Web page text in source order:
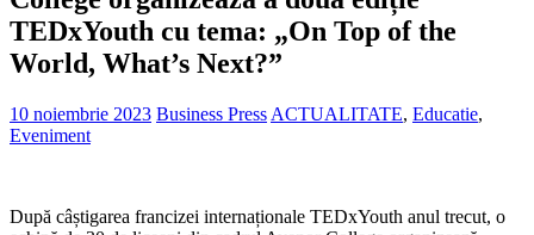
World, What’s Next?”
10 noiembrie 2023
echipă de 30 de liceeni din cadrul Avenor College organizează
sâmbătă, 18 noiembrie, ediția a doua, cu tema:„On top of the